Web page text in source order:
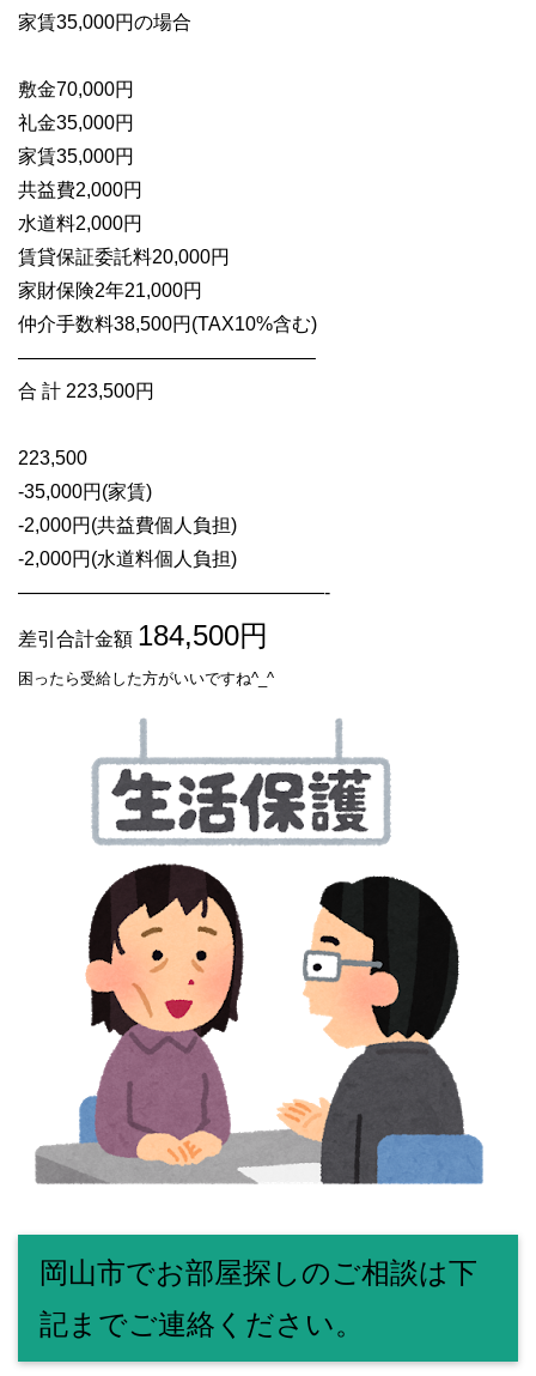
家賃35,000円の場合
敷金70,000円
礼金35,000円
家賃35,000円
共益費2,000円
水道料2,000円
賃貸保証委託料20,000円
家財保険2年21,000円
仲介手数料38,500円(TAX10%含む)
———————————————–
合 計 223,500円
223,500
-35,000円(家賃)
-2,000円(共益費個人負担)
-2,000円(水道料個人負担)
————————————————-
差引合計金額 184,500円
困ったら受給した方がいいですね^_^
岡山市でお部屋探しのご相談は下
記までご連絡ください。